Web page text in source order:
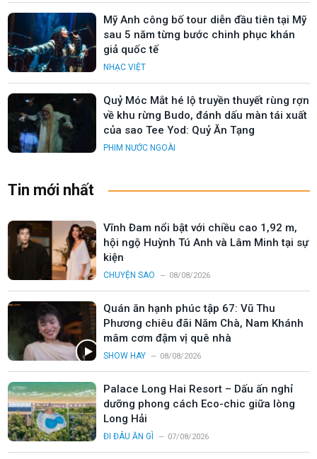
Mỹ Anh công bố tour diễn đầu tiên tại Mỹ
sau 5 năm từng bước chinh phục khán
giả quốc tế
NHẠC VIỆT
Quỷ Móc Mắt hé lộ truyền thuyết rùng rợn
về khu rừng Budo, đánh dấu màn tái xuất
của sao Tee Yod: Quỷ Ăn Tạng
PHIM NƯỚC NGOÀI
Tin mới nhất
Vĩnh Đam nổi bật với chiều cao 1,92 m,
hội ngộ Huỳnh Tú Anh và Lâm Minh tại sự
kiện
CHUYỆN SAO 08/08/2026
Quán ăn hạnh phúc tập 67: Vũ Thu
Phương chiêu đãi Năm Chà, Nam Khánh
mâm cơm đậm vị quê nhà
SHOW HAY 08/08/2026
Palace Long Hai Resort – Dấu ấn nghỉ
dưỡng phong cách Eco-chic giữa lòng
Long Hải
ĐI ĐÂU ĂN GÌ 07/08/2026